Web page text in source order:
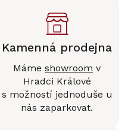
Kamenná prodejna
Máme showroom v
Hradci Králové
s možností jednoduše u
nás zaparkovat.